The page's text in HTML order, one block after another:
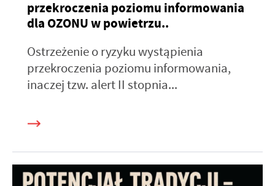
przekroczenia poziomu informowania
dla OZONU w powietrzu..
Ostrzeżenie o ryzyku wystąpienia
przekroczenia poziomu informowania,
inaczej tzw. alert II stopnia...